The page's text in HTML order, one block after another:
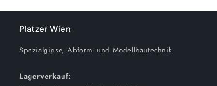
Platzer Wien
Spezialgipse, Abform- und Modellbautechnik.
Lagerverkauf: